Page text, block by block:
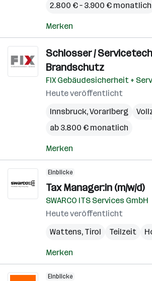
2.800 € – 3.900 € monatlich
Merken
Schlosser /
Brandschutz
FIX Gebäudesicherheit +
Heute veröffentlicht
Innsbruck,Vorarlberg
ab 3.800 € monatlich
Merken
Einblicke
Tax Manager:in (m/w/d)
SWARCO ITS Services GmbH
Heute veröffentlicht
Wattens, Tirol Teilzeit
Merken
Einblicke